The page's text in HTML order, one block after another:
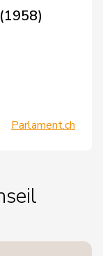
(1958)
Parlament.ch